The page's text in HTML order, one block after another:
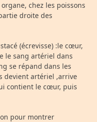
chez les poissons
droite des
(écrevisse) :le cœur,
le sang artériel dans
se répand dans les
devient artériel ,arrive
contient le cœur, puis
pour montrer